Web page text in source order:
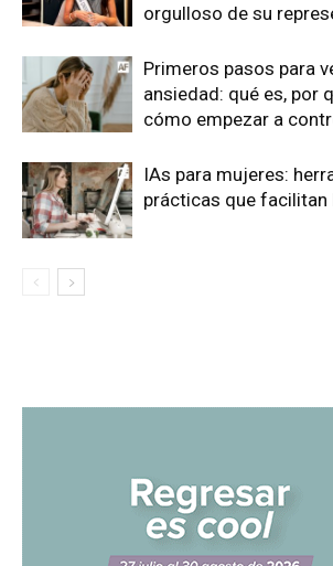
orgulloso de su
Primeros pasos para
ansiedad: qué es, por
cómo empezar a
IAs para mujeres:
prácticas que facilitan